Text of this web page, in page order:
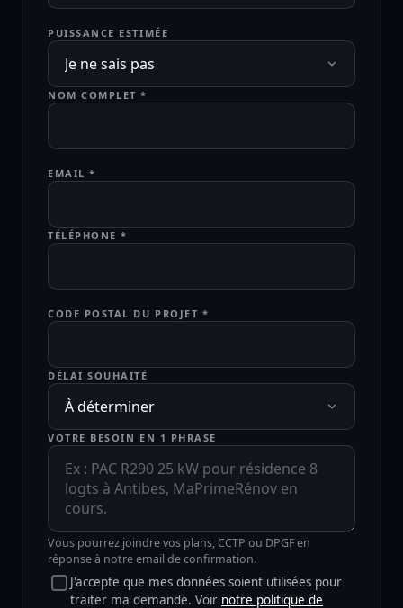
PUISSANCE ESTIMÉE
NOM COMPLET *
EMAIL *
TÉLÉPHONE *
CODE POSTAL DU PROJET *
DÉLAI SOUHAITÉ
VOTRE BESOIN EN 1 PHRASE
Vous pourrez joindre vos plans, CCTP ou DPGF en
réponse à notre email de confirmation.
J'accepte que mes données soient utilisées pour
traiter ma demande. Voir notre politique de